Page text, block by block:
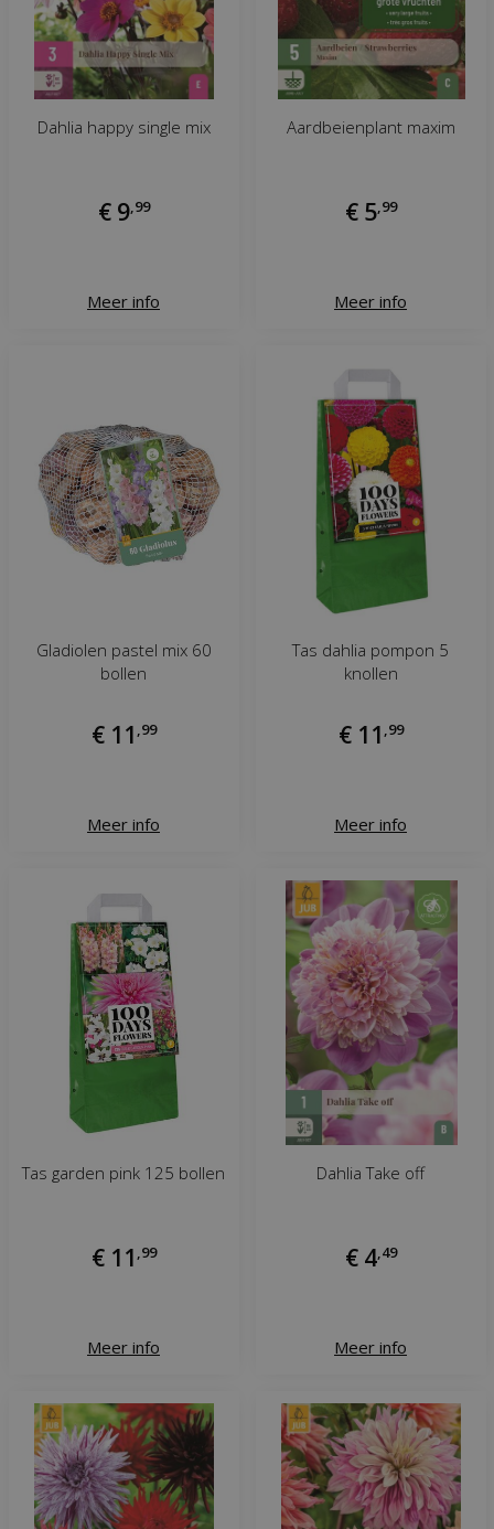
Dahlia happy single mix
€ 9, 99
Meer info
Aardbeienplant maxim
€ 5 99
Meer info
Gladiolen pastel mix 60
bollen
€ 11 99
Meer info
Tas dahlia pompon 5
knollen
€ 11 99
Meer info
Tas garden pink 125 bollen
€ 11 99
Meer info
Dahlia Take off
€ 4 49
Meer info